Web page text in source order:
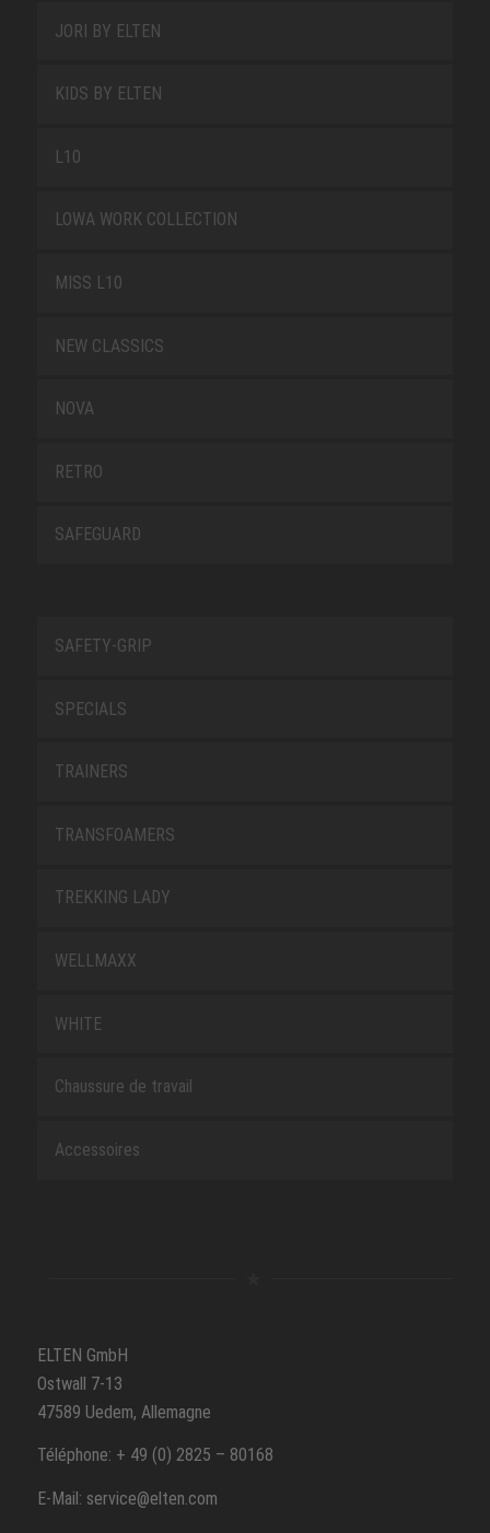
JORI BY ELTEN
KIDS BY ELTEN
L10
LOWA WORK COLLECTION
MISS L10
NEW CLASSICS
NOVA
RETRO
SAFEGUARD
SAFETY-GRIP
SPECIALS
TRAINERS
TRANSFOAMERS
TREKKING LADY
WELLMAXX
WHITE
Chaussure de travail
Accessoires
ELTEN GmbH
Ostwall 7-13
47589 Uedem, Allemagne
Téléphone: + 49 (0) 2825 – 80168
E-Mail: service@elten.com